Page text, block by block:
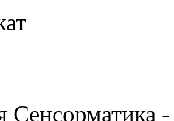
Сенсорматика